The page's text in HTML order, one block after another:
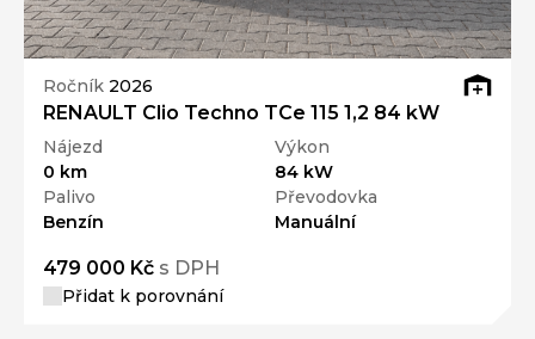
Ročník 2026
RENAULT Clio Techno TCe 115 1,2 84 kW
Nájezd
0 km
Výkon
84 kW
Palivo
Benzín
Převodovka
Manuální
479 000 Kč s DPH
Přidat k porovnání